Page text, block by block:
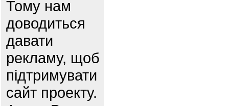
Тому нам
доводиться
давати
рекламу, щоб
підтримувати
сайт проекту.